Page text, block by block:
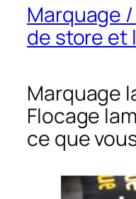
Marquage
de store et
Marquage
Flocage
ce que